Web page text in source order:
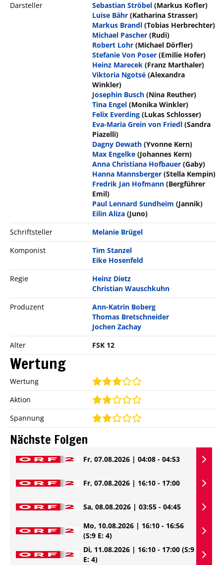
Darsteller
Sebastian Ströbel (Markus Kofler)
Luise Bähr (Katharina Strasser)
Markus Brandl (Tobias Herbrechter)
Michael Pascher (Rudi)
Robert Lohr (Michael Dörfler)
Stefanie Von Poser (Emilie Hofer)
Heinz Marecek (Franz Marthaler)
Viktoria Ngotsé (Alexandra
Winkler)
Josephin Busch (Nina Reuther)
Tina Engel (Monika Winkler)
Felix Everding (Lukas Schlosser)
Eva-Maria Grein von Friedl (Sandra
Piazelli)
Dagny Dewath (Yvonne Kern)
Max Engelke (Johannes Kern)
Anna Christiana Hofbauer (Gaby)
Hanna Mannsberger (Stella Kempin)
Fredrik Jan Hofmann (Bergführer
Emil)
Paul Lennard Sundheim (Jannik)
Eilin Aliza (Juno)
Schriftsteller
Melanie Brügel
Komponist
Tim Stanzel
Eike Hosenfeld
Regie
Heinz Dietz
Christian Wauschkuhn
Produzent
Ann-Katrin Boberg
Thomas Bretschneider
Jochen Zachay
Alter
FSK 12
Wertung
Wertung
Aktion
Spannung
Nächste Folgen
Fr, 07.08.2026 | 04:08 - 04:53
Fr, 07.08.2026 | 16:10 - 17:00
Sa, 08.08.2026 | 03:55 - 04:45
Mo, 10.08.2026 | 16:10 - 16:56
(S:9 E: 4)
Di, 11.08.2026 | 16:10 - 17:00 (S:9
E: 4)